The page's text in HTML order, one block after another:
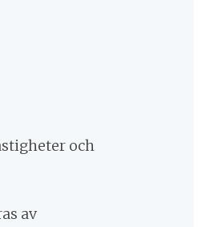
och
av